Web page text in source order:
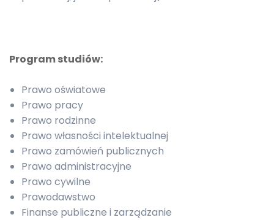
Program studiów:
Prawo oświatowe
Prawo pracy
Prawo rodzinne
Prawo własności intelektualnej
Prawo zamówień publicznych
Prawo administracyjne
Prawo cywilne
Prawodawstwo
Finanse publiczne i zarządzanie